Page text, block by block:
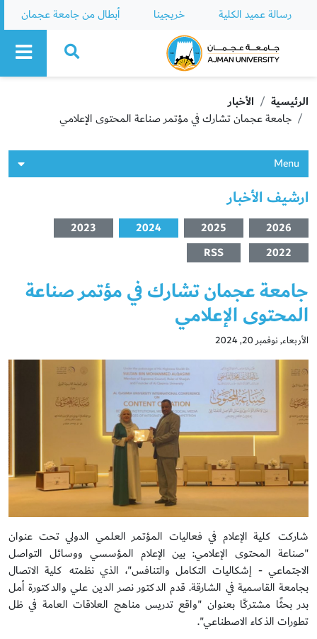
رسالة عميد الكلية خريجينا أبطال من جامعة عجمان
Ajman University
الرئيسية
الأخبار
جامعة عجمان تشارك في مؤتمر صناعة المحتوى الإعلامي
Menu
ارشيف الأخبار
2026
2025
2024
2023
2022
RSS
جامعة عجمان تشارك في مؤتمر صناعة
المحتوى الإعلامي
الأربعاء, نوفمبر 20, 2024
شاركت كلية الإعلام في فعاليات المؤتمر العلمي الدولي تحت عنوان
"صناعة المحتوى الإعلامي: بين الإعلام المؤسسي ووسائل التواصل
الاجتماعي - إشكاليات التكامل والتنافس"، الذي نظمته كلية الاتصال
بجامعة القاسمية في الشارقة. قدم الدكتور نصر الدين علي والدكتورة أمل
بدر بحثًا مشتركًا بعنوان "واقع تدريس مناهج العلاقات العامة في ظل
تطورات الذكاء الاصطناعي".